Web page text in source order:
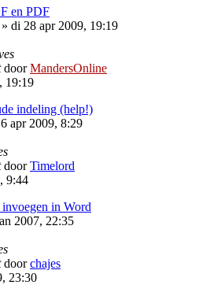
en PDF
» di 28 apr 2009, 19:19
doorMandersOnline
19:19
indeling (help!)
apr 2009, 8:29
doorTimelord
9:44
in Word
2007, 22:35
doorchajes
23:30